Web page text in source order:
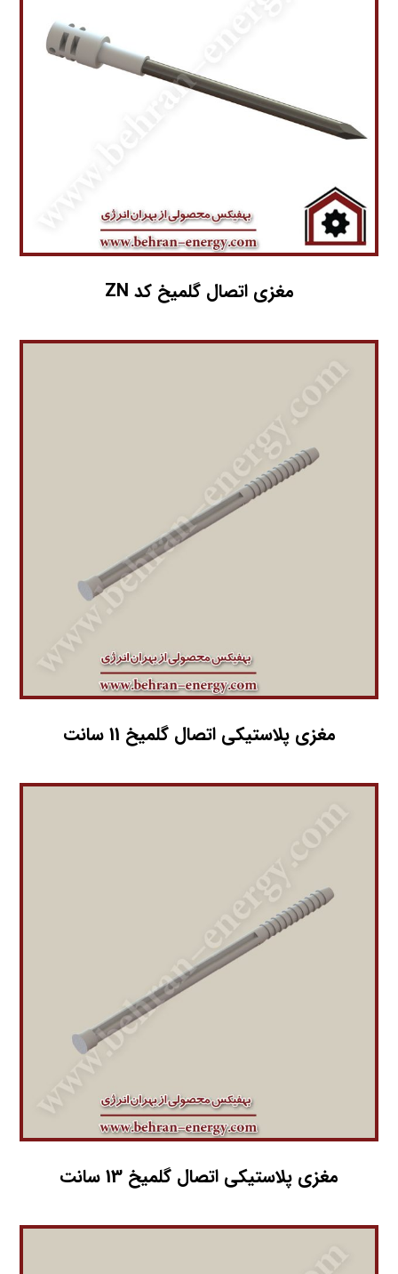
مغزی اتصال گلمیخ کد ZN
مغزی پلاستیکی اتصال گلمیخ 11 سانت
مغزی پلاستیکی اتصال گلمیخ 13 سانت